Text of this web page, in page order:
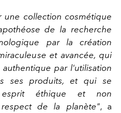
une collection cosmétique
de la recherche
par la création
et avancée, qui
par l'utilisation
ses produits, et qui se
éthique et non
de la planète", a